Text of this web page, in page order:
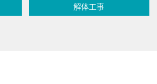
解体工事